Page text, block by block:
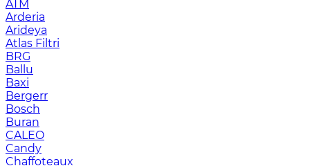
ATM
Arderia
Arideya
Atlas Filtri
BRG
Ballu
Baxi
Bergerr
Bosch
Buran
CALEO
Candy
Chaffoteaux